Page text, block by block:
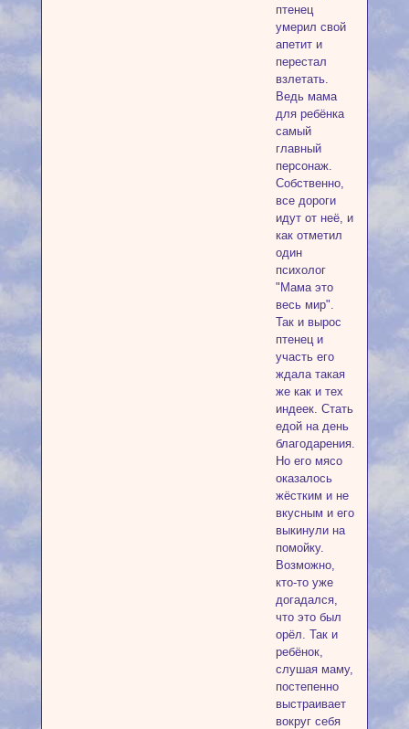
птенец
умерил свой
апетит и
перестал
взлетать.
Ведь мама
для ребёнка
самый
главный
персонаж.
Собственно,
все дороги
идут от неё, и
как отметил
один
психолог
"Мама это
весь мир".
Так и вырос
птенец и
участь его
ждала такая
же как и тех
индеек. Стать
едой на день
благодарения.
Но его мясо
оказалось
жёстким и не
вкусным и его
выкинули на
помойку.
Возможно,
кто-то уже
догадался,
что это был
орёл. Так и
ребёнок,
слушая маму,
постепенно
выстраивает
вокруг себя